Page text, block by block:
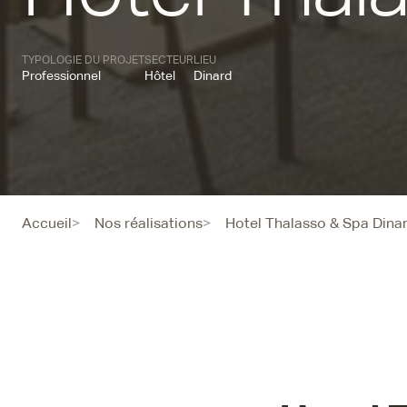
TYPOLOGIE DU PROJET
Professionnel
SECTEUR
Hôtel
LIEU
Dinard
Accueil Nos réalisations Hotel Thalasso & Spa